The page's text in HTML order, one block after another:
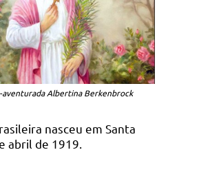
nasceu em Santa
abril de 1919.